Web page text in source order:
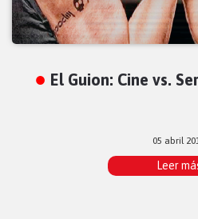
El Guion: Cine vs.
05 abril
Leer